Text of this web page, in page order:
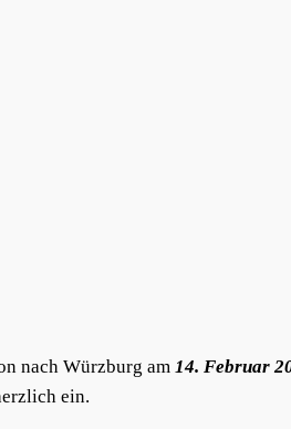
nach Würzburg am 14. Februar
ein.